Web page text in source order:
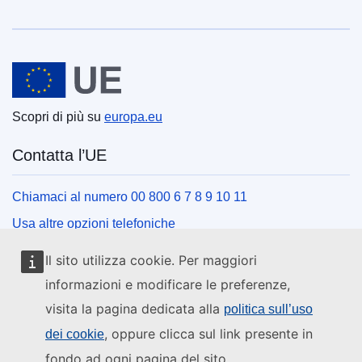
Il sito utilizza cookie. Per maggiori
informazioni e modificare le preferenze,
visita la pagina dedicata alla politica sull’uso
dei cookie, oppure clicca sul link presente in
fondo ad ogni pagina del sito.
Unione europea
Scopri di più su europa.eu
Contatta l’UE
Chiamaci al numero 00 800 6 7 8 9 10 11
Usa altre opzioni telefoniche
Scrivici usando l’apposito modulo
Incontraci presso uno dei centri dell’UE